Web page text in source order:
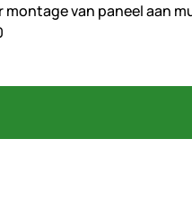
van paneel aan